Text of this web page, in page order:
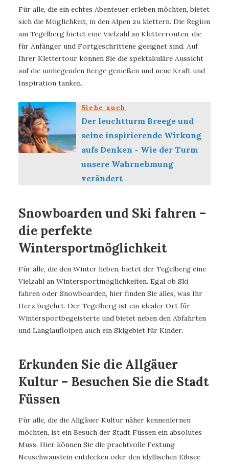
Für alle, die ein echtes Abenteuer erleben möchten, bietet
sich die Möglichkeit, in den Alpen zu klettern. Die Region
am Tegelberg bietet eine Vielzahl an Kletterrouten, die
für Anfänger und Fortgeschrittene geeignet sind. Auf
Ihrer Klettertour können Sie die spektakuläre Aussicht
auf die umliegenden Berge genießen und neue Kraft und
Inspiration tanken.
Siehe auch
Der leuchtturm Breege und
seine inspirierende Wirkung
aufs Denken - Wie der Turm
unsere Wahrnehmung
verändert
Snowboarden und Ski fahren –
die perfekte
Wintersportmöglichkeit
Für alle, die den Winter lieben, bietet der Tegelberg eine
Vielzahl an Wintersportmöglichkeiten. Egal ob Ski
fahren oder Snowboarden, hier finden Sie alles, was Ihr
Herz begehrt. Der Tegelberg ist ein idealer Ort für
Wintersportbegeisterte und bietet neben den Abfahrten
und Langlaufloipen auch ein Skigebiet für Kinder.
Erkunden Sie die Allgäuer
Kultur – Besuchen Sie die Stadt
Füssen
Für alle, die die Allgäuer Kultur näher kennenlernen
möchten, ist ein Besuch der Stadt Füssen ein absolutes
Muss. Hier können Sie die prachtvolle Festung
Neuschwanstein entdecken oder den idyllischen Eibsee